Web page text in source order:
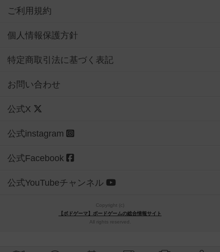
ご利用規約
個人情報保護方針
特定商取引法に基づく表記
お問い合わせ
公式X
公式instagram
公式Facebook
公式YouTubeチャンネル
Copyright (c)
【ボドゲーマ】ボードゲームの総合情報サイト
All rights reserved.